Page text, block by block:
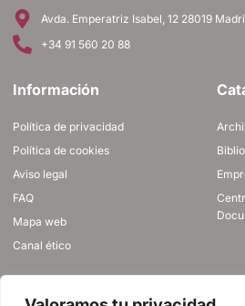
Avda. Emperatriz Isabel, 12 28019
+34 91 560 20 88
Información
Política de privacidad
Política de cookies
Aviso legal
FAQ
Mapa web
Canal ético
ÚNETE A